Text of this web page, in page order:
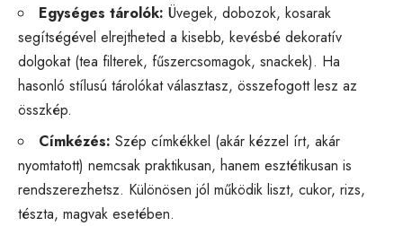
Egységes tárolók: Üvegek, dobozok, kosarak
segítségével elrejtheted a kisebb, kevésbé dekoratív
dolgokat (tea filterek, fűszercsomagok, snackek). Ha
hasonló stílusú tárolókat választasz, összefogott lesz az
összkép.
Címkézés: Szép címkékkel (akár kézzel írt, akár
nyomtatott) nemcsak praktikusan, hanem esztétikusan is
rendszerezhetsz. Különösen jól működik liszt, cukor, rizs,
tészta, magvak esetében.